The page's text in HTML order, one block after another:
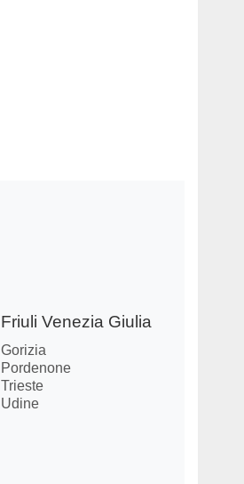
Friuli Venezia Giulia
Gorizia
Pordenone
Trieste
Udine